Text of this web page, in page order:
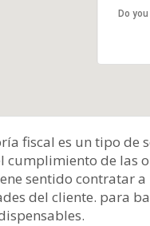
Do
fiscal es un tipo
cumplimiento de las
sentido contratar
del cliente. para